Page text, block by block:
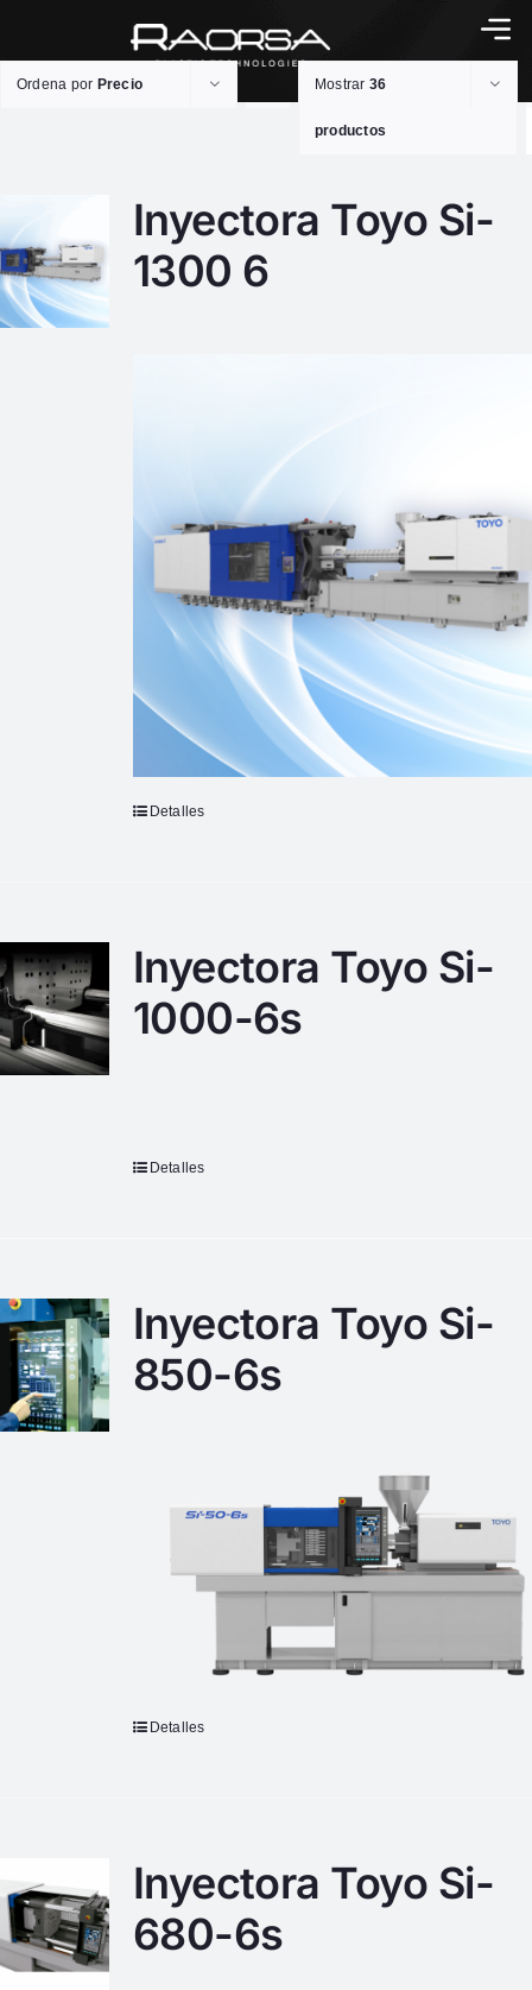
Ordena por Precio Mostrar 36
productos
Inyectora Toyo Si-
1300 6
Detalles
Inyectora Toyo Si-
1000-6s
Detalles
Inyectora Toyo Si-
850-6s
Detalles
Inyectora Toyo Si-
680-6s